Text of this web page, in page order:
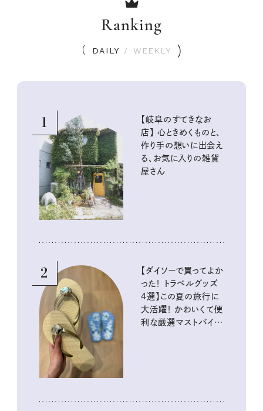
Ranking
DAILY / WEEKLY
1
【岐阜のすてきなお
店】 心ときめくものと、
作り手の想いに出会え
る、お気に入りの雑貨
屋さん
2
【ダイソーで買ってよか
った！ トラベルグッズ
4選】この夏の旅行に
大活躍！ かわいくて便
利な厳選マストバイア